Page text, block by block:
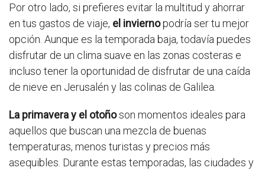
Por otro lado, si prefieres evitar la multitud y ahorrar
en tus gastos de viaje, el inviernopodría ser tu mejor
opción. Aunque es la temporada baja, todavía puedes
disfrutar de un clima suave en las zonas costeras e
incluso tener la oportunidad de disfrutar de una caída
de nieve en Jerusalén y las colinas de Galilea.
La primavera y el otoñoson momentos ideales para
aquellos que buscan una mezcla de buenas
temperaturas, menos turistas y precios más
asequibles. Durante estas temporadas, las ciudades y